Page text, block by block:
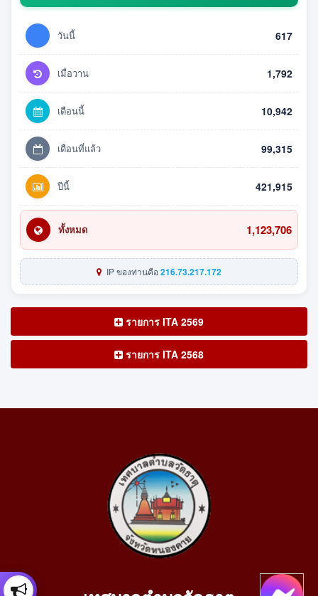
วันนี้ 617
เมื่อวาน 1,792
เดือนนี้ 10,942
เดือนที่แล้ว 99,315
ปีนี้ 421,915
ทั้งหมด 1,123,706
IP ของท่านคือ216.73.217.172
รายการ ITA 2569
รายการ ITA 2568